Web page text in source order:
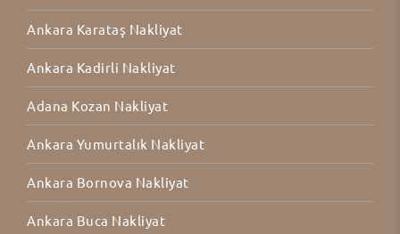
Ankara Karataş Nakliyat
Ankara Kadirli Nakliyat
Adana Kozan Nakliyat
Ankara Yumurtalık Nakliyat
Ankara Bornova Nakliyat
Ankara Buca Nakliyat